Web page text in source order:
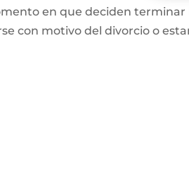
en que deciden terminar
con motivo del divorcio o